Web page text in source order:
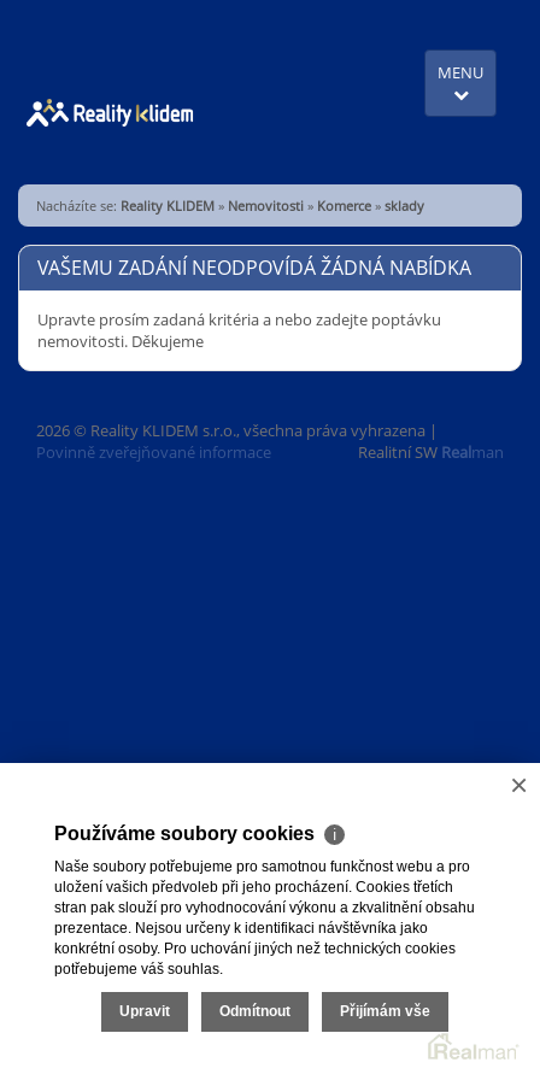
MENU
Nacházíte se: Reality KLIDEM » Nemovitosti » Komerce » sklady
VAŠEMU ZADÁNÍ NEODPOVÍDÁ ŽÁDNÁ NABÍDKA
Upravte prosím zadaná kritéria a nebo zadejte poptávku
nemovitosti. Děkujeme
2026 © Reality KLIDEM s.r.o., všechna práva vyhrazena |
Povinně zveřejňované informace
Realitní SW Realman
×
Používáme soubory cookies ℹ
Naše soubory potřebujeme pro samotnou funkčnost webu a pro
uložení vašich předvoleb při jeho procházení. Cookies třetích
stran pak slouží pro vyhodnocování výkonu a zkvalitnění obsahu
prezentace. Nejsou určeny k identifikaci návštěvníka jako
konkrétní osoby. Pro uchování jiných než technických cookies
potřebujeme váš souhlas.
Upravit Odmítnout Přijímám vše